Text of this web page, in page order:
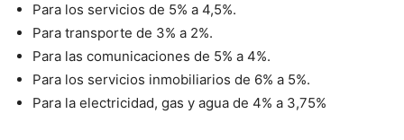
Para los servicios de 5% a 4,5%.
Para transporte de 3% a 2%.
Para las comunicaciones de 5% a 4%.
Para los servicios inmobiliarios de 6% a 5%.
Para la electricidad, gas y agua de 4% a 3,75%